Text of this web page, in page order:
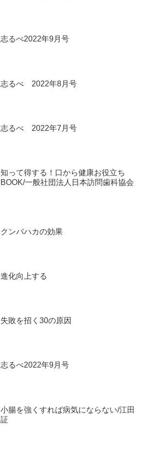
志るべ2022年9月号
志るべ 2022年8月号
志るべ 2022年7月号
知って得する！口から健康お役立ち
BOOK/一般社団法人日本訪問歯科協会￼
クンバハカの効果
進化向上する
失敗を招く30の原因
志るべ2022年9月号
小腸を強くすれば病気にならない/江田
証